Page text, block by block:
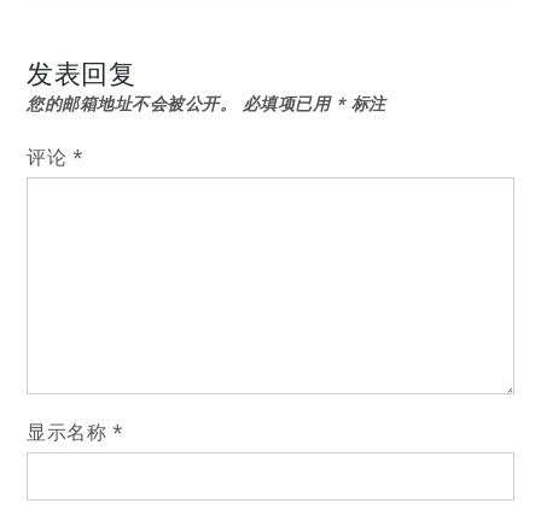
发表回复
您的邮箱地址不会被公开。 必填项已用 *标注
评论 *
显示名称 *